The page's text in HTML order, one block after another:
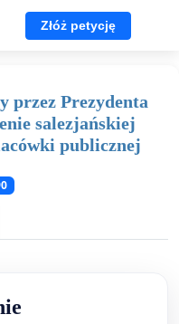
Złóż petycję
przez Prezydenta
salezjańskiej
publicznej